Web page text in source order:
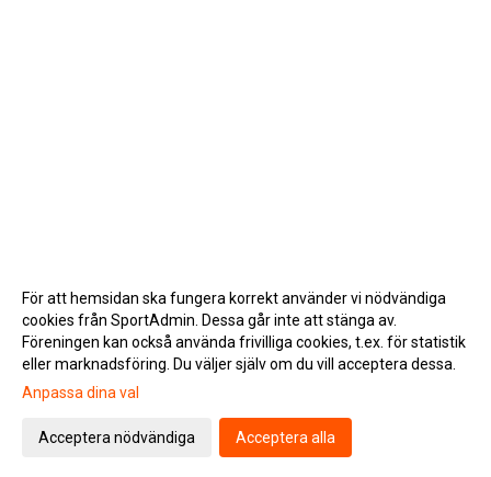
Gå till Webbversion
För att hemsidan ska fungera korrekt använder vi nödvändiga
cookies från SportAdmin. Dessa går inte att stänga av.
Föreningen kan också använda frivilliga cookies, t.ex. för statistik
eller marknadsföring. Du väljer själv om du vill acceptera dessa.
Anpassa dina val
Acceptera nödvändiga Acceptera alla